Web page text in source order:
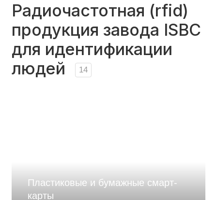
Радиочастотная (rfid)
продукция завода ISBC
для идентификации
людей
14
Пластиковые и бумажные смарт-
карты